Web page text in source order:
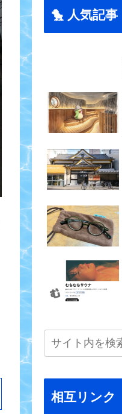
🐤 人気記事
相互リンク